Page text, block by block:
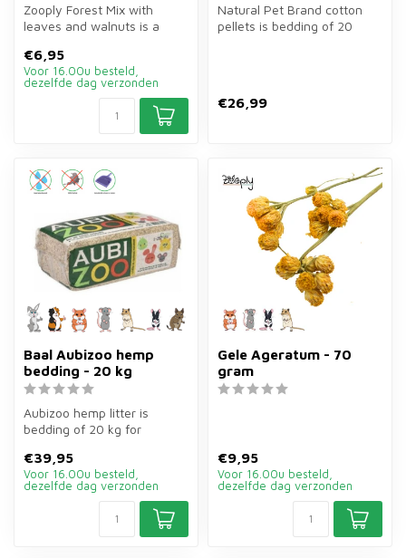
Zooply Forest Mix with
leaves and walnuts is a
leave...
€6,95
Voor 16.00u besteld,
dezelfde dag verzonden
Natural Pet Brand cotton
pellets is bedding of 20
€26,99
Baal Aubizoo hemp
bedding - 20 kg
Aubizoo hemp litter is
bedding of 20 kg for
horses....
€39,95
Voor 16.00u besteld,
dezelfde dag verzonden
Gele Ageratum - 70
gram
€9,95
Voor 16.00u besteld,
dezelfde dag verzonden